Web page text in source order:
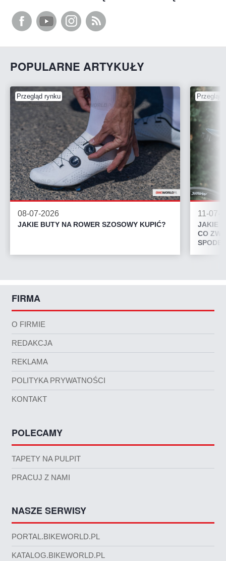
POPULARNE ARTYKUŁY
Przegląd rynku
08-07-2026
JAKIE BUTY NA ROWER SZOSOWY KUPIĆ?
Przegląd
11-07-
JAKIE
CO
FIRMA
O FIRMIE
REDAKCJA
REKLAMA
POLITYKA PRYWATNOŚCI
KONTAKT
POLECAMY
TAPETY NA PULPIT
PRACUJ Z NAMI
NASZE SERWISY
PORTAL.BIKEWORLD.PL
KATALOG.BIKEWORLD.PL